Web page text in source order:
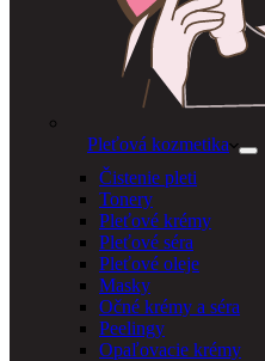
Pleťová kozmetika
Čistenie pleti
Tonery
Pleťové krémy
Pleťové séra
Pleťové oleje
Masky
Očné krémy a séra
Peelingy
Opaľovacie krémy